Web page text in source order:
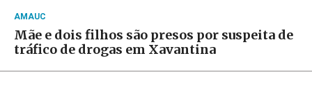
AMAUC
Mãe e dois filhos são presos por suspeita de
tráfico de drogas em Xavantina